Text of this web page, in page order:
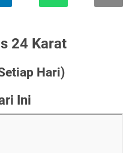
24 Karat
Hari)
Ini